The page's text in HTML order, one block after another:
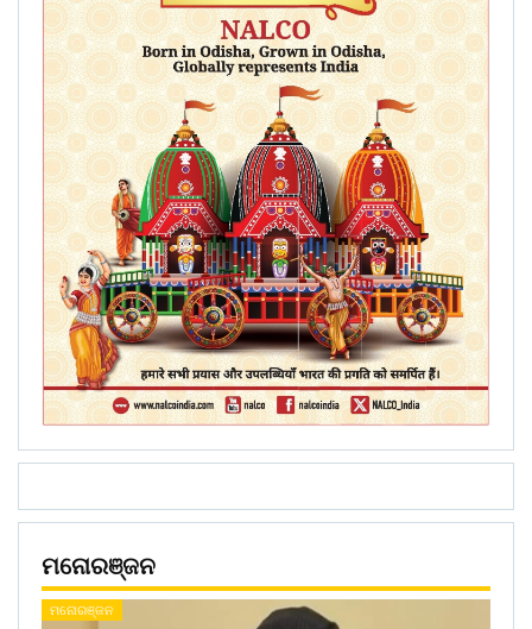
ମନୋରଞ୍ଜନ
ମନୋରଞ୍ଜନ